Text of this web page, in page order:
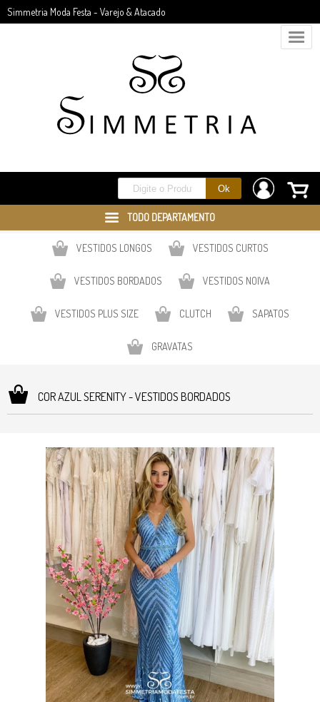
Simmetria Moda Festa - Varejo & Atacado
TODO DEPARTAMENTO
VESTIDOS LONGOS VESTIDOS CURTOS
VESTIDOS BORDADOS VESTIDOS NOIVA
VESTIDOS PLUS SIZE CLUTCH SAPATOS
GRAVATAS
COR AZUL SERENITY - VESTIDOS BORDADOS